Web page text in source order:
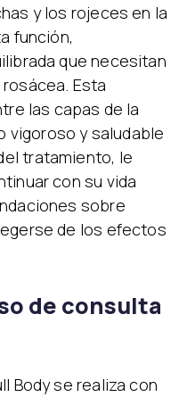
y los rojeces en la
función,
que necesitan
Esta
las capas de la
vigoroso y saludable
tratamiento, le
con su vida
sobre
de los efectos
de consulta
Body se realiza con